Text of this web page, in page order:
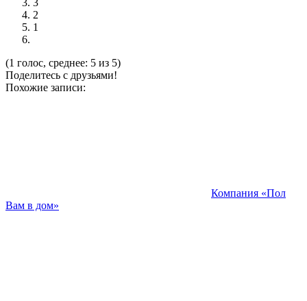
3
2
1
(1 голос, среднее: 5 из 5)
Поделитесь с друзьями!
Похожие записи:
Компания «Пол
Вам в дом»